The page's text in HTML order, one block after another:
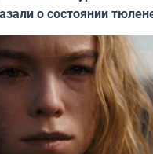
о состоянии